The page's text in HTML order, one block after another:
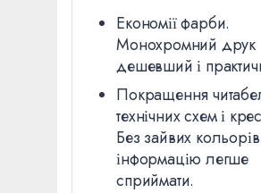
Економії фарби.
Монохромний друк
дешевший і
Покращення
технічних схем і
Без зайвих кольорів
інформацію легше
сприймати.